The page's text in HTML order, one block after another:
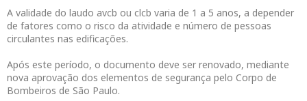
A validade do laudo avcb ou clcb varia de 1 a 5 anos, a depender
de fatores como o risco da atividade e número de pessoas
circulantes nas edificações.
Após este período, o documento deve ser renovado, mediante
nova aprovação dos elementos de segurança pelo Corpo de
Bombeiros de São Paulo.